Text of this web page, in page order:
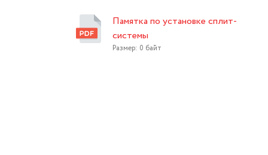
Памятка по установке сплит-
системы
Размер: 0 байт